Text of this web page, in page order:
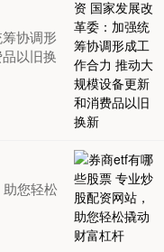
协调形
以旧换
您轻松